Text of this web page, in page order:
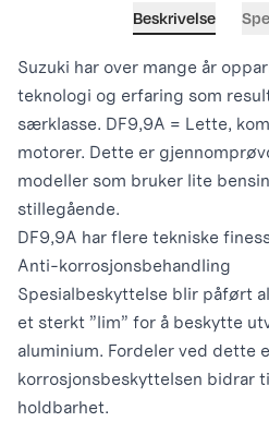
Beskrivelse
Suzuki har over mange år
teknologi og erfaring som
særklasse. DF9,9A = Lette,
motorer. Dette er
modeller som bruker lite
stillegående.
DF9,9A har flere tekniske
Anti-korrosjonsbehandling
Spesialbeskyttelse blir påført
et sterkt ”lim” for å beskytte
aluminium. Fordeler ved dette
korrosjonsbeskyttelsen bidrar
holdbarhet.